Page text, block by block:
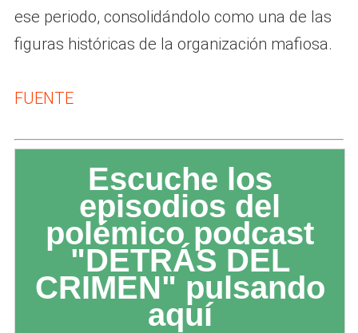
ese periodo, consolidándolo como una de las
figuras históricas de la organización mafiosa.
FUENTE
Escuche los
episodios del
polémico podcast
"DETRÁS DEL
CRIMEN" pulsando
aquí